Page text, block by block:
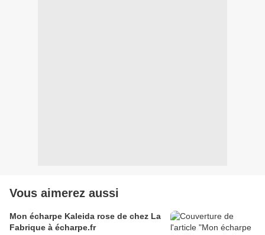
Vous aimerez aussi
Mon écharpe Kaleida rose de chez La
Fabrique à écharpe.fr